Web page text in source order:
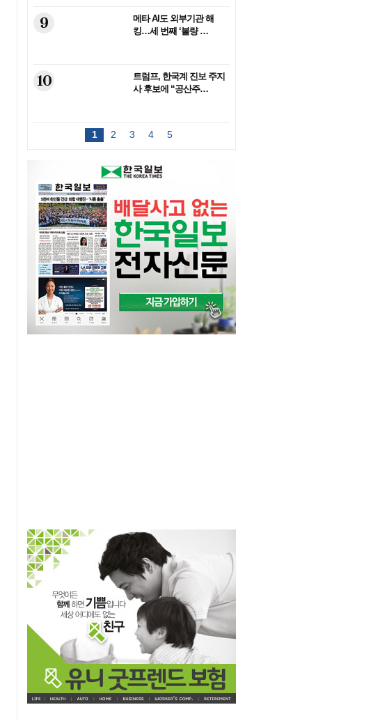
9
메타 AI도 외부기관 해
킹…세 번째 ‘불량 …
10
트럼프, 한국계 진보 주지
사 후보에 “공산주…
1 2 3 4 5